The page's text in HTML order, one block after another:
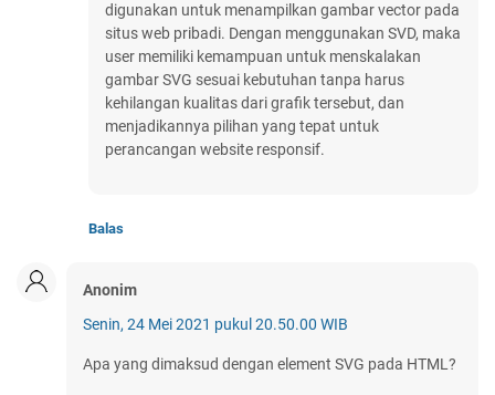
digunakan untuk menampilkan gambar vector pada
situs web pribadi. Dengan menggunakan SVD, maka
user memiliki kemampuan untuk menskalakan
gambar SVG sesuai kebutuhan tanpa harus
kehilangan kualitas dari grafik tersebut, dan
menjadikannya pilihan yang tepat untuk
perancangan website responsif.
Balas
Anonim
Senin, 24 Mei 2021 pukul 20.50.00 WIB
Apa yang dimaksud dengan element SVG pada HTML?